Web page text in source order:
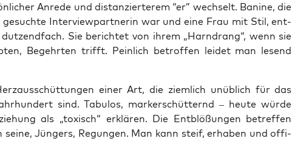
Anre­de und distan­zier­te­rem “er” wech­selt. Bani­ne, die
gesuch­te Inter­view­part­ne­rin war und eine Frau mit Stil, ent­
Sie berich­tet von ihrem „Harn­drang“, wenn sie
Begehr­ten trifft. Pein­lich betrof­fen lei­det man lesend
einer Art, die ziem­lich unüb­lich für das
sind. Tabu­los, mark­erschüt­ternd – heu­te wür­de
als „toxisch“ erklä­ren. Die Ent­blö­ßun­gen betref­fen
sei­ne, Jün­gers, Regun­gen. Man kann steif, erha­ben und offi­